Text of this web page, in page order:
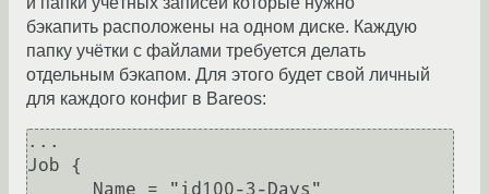
бэкапить расположены на одном диске. Каждую
папку учётки с файлами требуется делать
отдельным бэкапом. Для этого будет свой личный
для каждого конфиг в Bareos:
...
Job {